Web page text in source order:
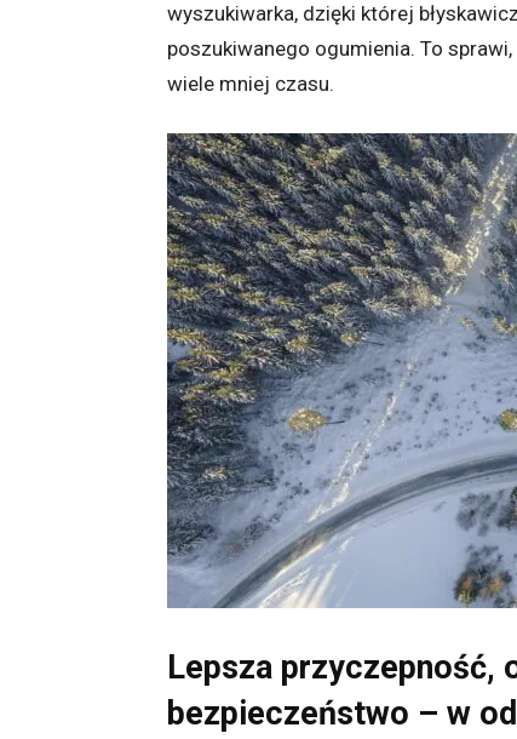
wyszukiwarka, dzięki której
poszukiwanego ogumienia. To
wiele mniej czasu.
Lepsza przyczepność,
bezpieczeństwo – w